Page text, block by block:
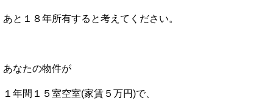
あと１８年所有すると考えてください。
あなたの物件が
１年間１５室空室(家賃５万円)で、